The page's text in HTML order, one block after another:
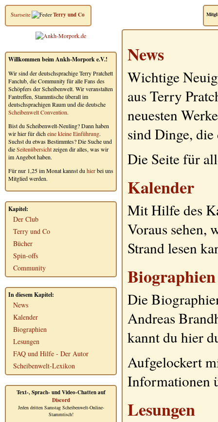
Startseite Terry und Co
Willkommen beim Ankh-Morpork e.V.!
Wir sind der deutschsprachige Terry Pratchett
Fanclub, die Community für alle Fans des
Schöpfers der Scheibenwelt. Wir veranstalten
Fantreffen, Stammtische überall im
deutschsprachigen Raum und die deutsche
Scheibenwelt Convention.
Bist du Scheibenwelt-Neuling? Dann haben
wir hier für dicheine kleine Einführung.
Suchst du etwas Bestimmtes? Die Suche und
dieSeitenübersichtzeigen dir alles, was wir
im Angebot haben.
Für nur 1,25 im Monat kannst du hierbei uns
Mitglied werden.
Kapitel:
Der Club
Terry und Co
Bücher
Spin-offs
Community
In diesem Kapitel:
News
Kalender
Biographien
Lesungen
FAQ und Hilfe - Der Autor
Scheibenwelt-Lexikon
Text-, Sprach- und Video-Chatten auf
Discord
Jeden dritten Samstag Scheibenwelt-Online-
Stammtisch!
News
Wichtige
aus Terry
neuesten
sind Dinge, die
Die Seite für
Kalender
Mit Hilfe des
Voraus sehen,
Strand lesen
Biographien
Die
Andreas
kannt du hier
Aufgelockert
Informationen
Lesungen